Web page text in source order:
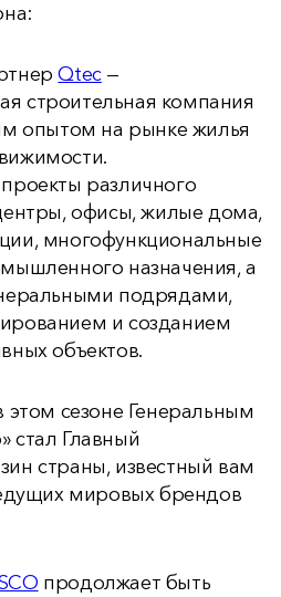
Qtec—
строительная компания
опытом на рынке жилья
различного
офисы, жилые дома,
многофункциональные
назначения, а
подрядами,
и созданием
объектов.
сезоне Генеральным
стал Главный
страны, известный вам
мировых брендов
продолжает быть